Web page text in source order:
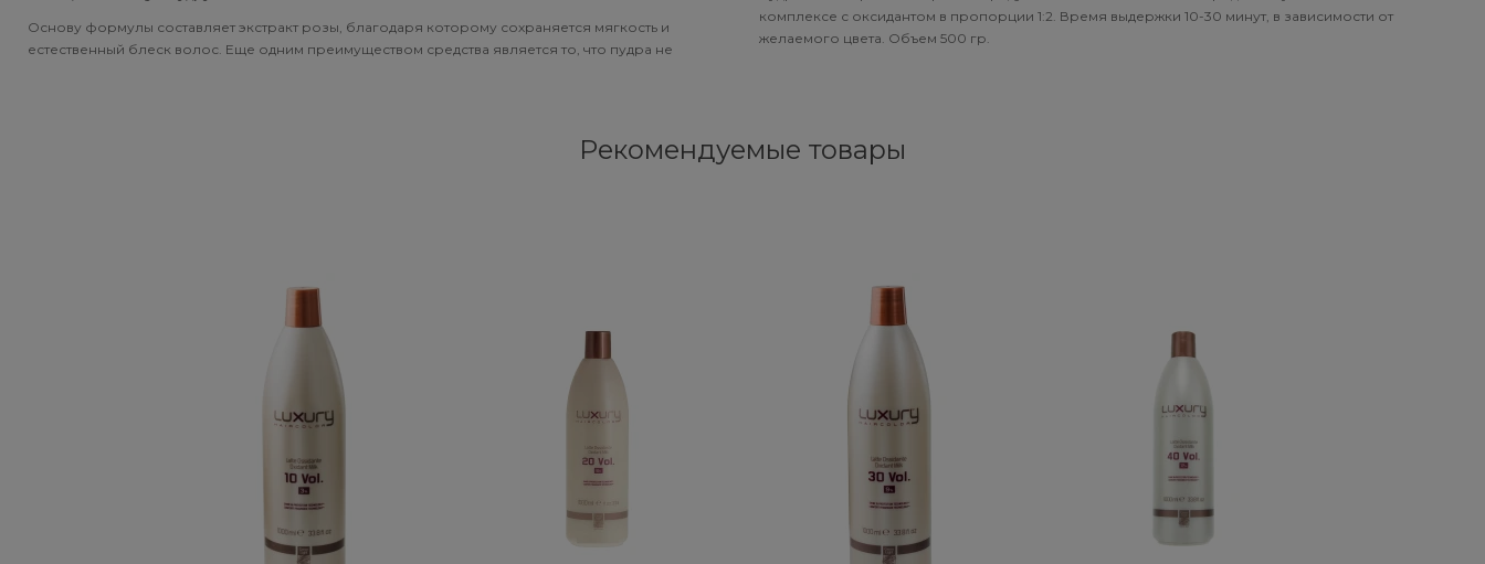
Основу формулы составляет экстракт розы, благодаря которому сохраняется мягкость и
естественный блеск волос. Еще одним преимуществом средства является то, что пудра не
комплексе с оксидантом в пропорции 1:2. Время выдержки 10-30 минут, в зависимости от
желаемого цвета. Объем 500 гр.
Рекомендуемые товары
Subrina Glow-Plex - Питание, увлажнение и блеск
You Look Glamour